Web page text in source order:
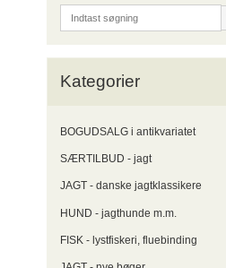
Kategorier
BOGUDSALG i antikvariatet
SÆRTILBUD - jagt
JAGT - danske jagtklassikere
HUND - jagthunde m.m.
FISK - lystfiskeri, fluebinding